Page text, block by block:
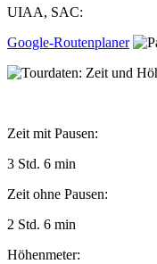
UIAA, SAC:
Google-Routenplaner
Zeit mit Pausen:
3 Std. 6 min
Zeit ohne Pausen:
2 Std. 6 min
Höhenmeter: